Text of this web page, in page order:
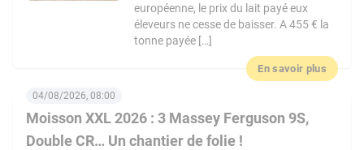
européenne, le prix du lait payé eux
éleveurs ne cesse de baisser. A 455 € la
tonne payée […]
En savoir plus
Moisson XXL 2026 : 3 Massey Ferguson 9S,
Double CR… Un chantier de folie !
04/08/2026, 08:00